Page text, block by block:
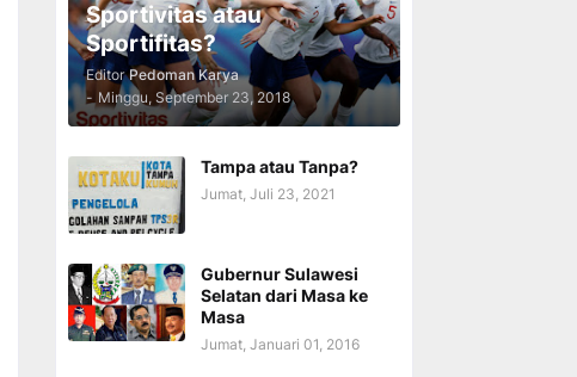
Sportivitas atau
Sportifitas?
Editor Pedoman Karya
- Minggu, September 23, 2018
Tampa atau Tanpa?
Jumat, Juli 23, 2021
Gubernur Sulawesi
Selatan dari Masa ke
Masa
Jumat, Januari 01, 2016